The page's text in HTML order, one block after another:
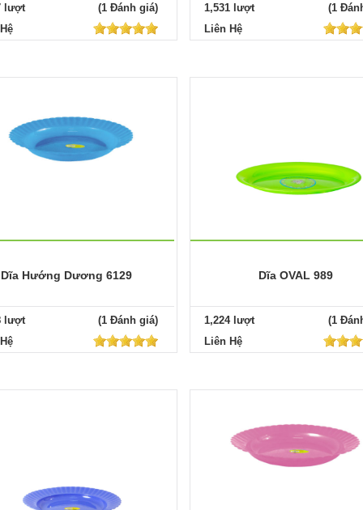
lượt
(1 Đánh giá)
1,531 lượt
(1
Liên Hệ
Dĩa Hướng Dương 6129
lượt
(1 Đánh giá)
Dĩa OVAL 989
1,224 lượt
(1
Liên Hệ